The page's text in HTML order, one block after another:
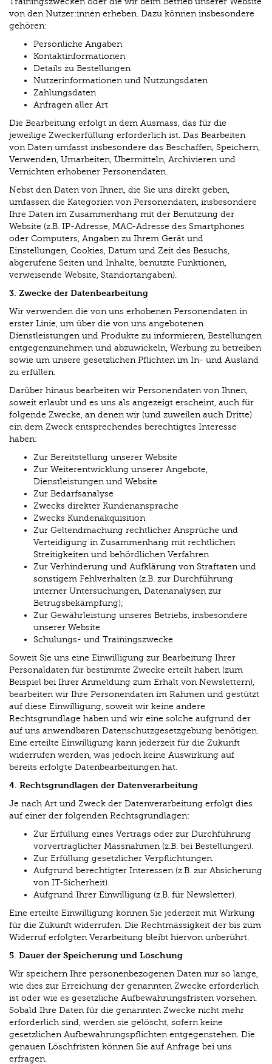
von den Nutzer:innen erheben. Dazu können insbesondere
gehören:
Persönliche Angaben
Kontaktinformationen
Details zu Bestellungen
Nutzerinformationen und Nutzungsdaten
Zahlungsdaten
Anfragen aller Art
Die Bearbeitung erfolgt in dem Ausmass, das für die
jeweilige Zweckerfüllung erforderlich ist. Das Bearbeiten
von Daten umfasst insbesondere das Beschaffen, Speichern,
Verwenden, Umarbeiten, Übermitteln, Archivieren und
Vernichten erhobener Personendaten.
Nebst den Daten von Ihnen, die Sie uns direkt geben,
umfassen die Kategorien von Personendaten, insbesondere
Ihre Daten im Zusammenhang mit der Benutzung der
Website (z.B. IP-Adresse, MAC-Adresse des Smartphones
oder Computers, Angaben zu Ihrem Gerät und
Einstellungen, Cookies, Datum und Zeit des Besuchs,
abgerufene Seiten und Inhalte, benutzte Funktionen,
verweisende Website, Standortangaben).
3. Zwecke der Datenbearbeitung
Wir verwenden die von uns erhobenen Personendaten in
erster Linie, um über die von uns angebotenen
Dienstleistungen und Produkte zu informieren, Bestellungen
entgegenzunehmen und abzuwickeln, Werbung zu betreiben
sowie um unsere gesetzlichen Pflichten im In- und Ausland
zu erfüllen.
Darüber hinaus bearbeiten wir Personendaten von Ihnen,
soweit erlaubt und es uns als angezeigt erscheint, auch für
folgende Zwecke, an denen wir (und zuweilen auch Dritte)
ein dem Zweck entsprechendes berechtigtes Interesse
haben:
Zur Bereitstellung unserer Website
Zur Weiterentwicklung unserer Angebote,
Dienstleistungen und Website
Zur Bedarfsanalyse
Zwecks direkter Kundenansprache
Zwecks Kundenakquisition
Zur Geltendmachung rechtlicher Ansprüche und
Verteidigung in Zusammenhang mit rechtlichen
Streitigkeiten und behördlichen Verfahren
Zur Verhinderung und Aufklärung von Straftaten und
sonstigem Fehlverhalten (z.B. zur Durchführung
interner Untersuchungen, Datenanalysen zur
Betrugsbekämpfung);
Zur Gewährleistung unseres Betriebs, insbesondere
unserer Website
Schulungs- und Trainingszwecke
Soweit Sie uns eine Einwilligung zur Bearbeitung Ihrer
Personaldaten für bestimmte Zwecke erteilt haben (zum
Beispiel bei Ihrer Anmeldung zum Erhalt von Newslettern),
bearbeiten wir Ihre Personendaten im Rahmen und gestützt
auf diese Einwilligung, soweit wir keine andere
Rechtsgrundlage haben und wir eine solche aufgrund der
auf uns anwendbaren Datenschutzgesetzgebung benötigen.
Eine erteilte Einwilligung kann jederzeit für die Zukunft
widerrufen werden, was jedoch keine Auswirkung auf
bereits erfolgte Datenbearbeitungen hat.
4. Rechtsgrundlagen der Datenverarbeitung
Je nach Art und Zweck der Datenverarbeitung erfolgt dies
auf einer der folgenden Rechtsgrundlagen:
Zur Erfüllung eines Vertrags oder zur Durchführung
vorvertraglicher Massnahmen (z.B. bei Bestellungen).
Zur Erfüllung gesetzlicher Verpflichtungen.
Aufgrund berechtigter Interessen (z.B. zur Absicherung
von IT-Sicherheit).
Aufgrund Ihrer Einwilligung (z.B. für Newsletter).
Eine erteilte Einwilligung können Sie jederzeit mit Wirkung
für die Zukunft widerrufen. Die Rechtmässigkeit der bis zum
Widerruf erfolgten Verarbeitung bleibt hiervon unberührt.
5. Dauer der Speicherung und Löschung
Wir speichern Ihre personenbezogenen Daten nur so lange,
wie dies zur Erreichung der genannten Zwecke erforderlich
ist oder wie es gesetzliche Aufbewahrungsfristen vorsehen.
Sobald Ihre Daten für die genannten Zwecke nicht mehr
erforderlich sind, werden sie gelöscht, sofern keine
gesetzlichen Aufbewahrungspflichten entgegenstehen. Die
genauen Löschfristen können Sie auf Anfrage bei uns
erfragen.